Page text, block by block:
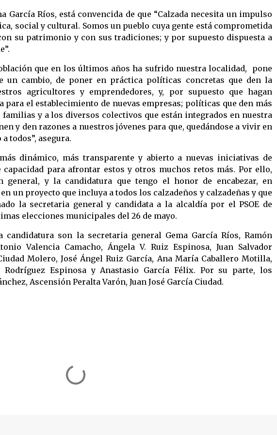
García Ríos, está convencida de que “Calzada necesita un impulso
social y cultural. Somos un pueblo cuya gente está comprometida
su patrimonio y con sus tradiciones; y por supuesto dispuesta a
que en los últimos años ha sufrido nuestra localidad, pone
un cambio, de poner en práctica políticas concretas que den la
agricultores y emprendedores, y, por supuesto que hagan
para el establecimiento de nuevas empresas; políticas que den más
y a los diversos colectivos que están integrados en nuestra
y den razones a nuestros jóvenes para que, quedándose a vivir en
todos”, asegura.
dinámico, más transparente y abierto a nuevas iniciativas de
capacidad para afrontar estos y otros muchos retos más. Por ello,
general, y la candidatura que tengo el honor de encabezar, en
un proyecto que incluya a todos los calzadeños y calzadeñas y que
la secretaria general y candidata a la alcaldía por el PSOE de
elecciones municipales del 26 de mayo.
candidatura son la secretaria general Gema García Ríos, Ramón
Valencia Camacho, Ángela V. Ruiz Espinosa, Juan Salvador
Molero, José Ángel Ruiz García, Ana María Caballero Motilla,
Rodríguez Espinosa y Anastasio García Félix. Por su parte, los
Ascensión Peralta Varón, Juan José García Ciudad.